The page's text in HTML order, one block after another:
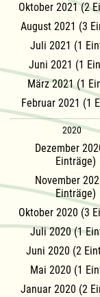
Oktober 2021 (2
August 2021 (3
Juli 2021 (1
Juni 2021 (1
März 2021 (1
Februar 2021 (1
2020
Dezember
Einträge)
November
Einträge)
Oktober 2020 (3
Juli 2020 (1
Juni 2020 (2
Mai 2020 (1
Januar 2020 (2